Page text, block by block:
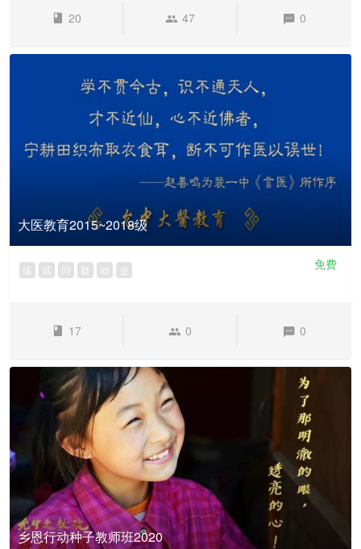
20 47 0
大医教育2015~2018级
练 试 问 疑 动 业 免费
17 0 0
乡恩行动种子教师班2020